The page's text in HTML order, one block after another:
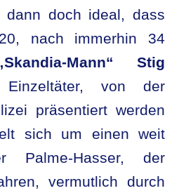
doch ideal, dass
nach immerhin 34
Mann“ Stig
von der
präsentiert werden
sich um einen weit
Palme-Hasser, der
vermutlich durch